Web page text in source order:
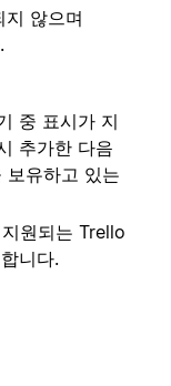
않으며
중 표시가 지
추가한 다음
보유하고 있는
원되는 Trello
니다.